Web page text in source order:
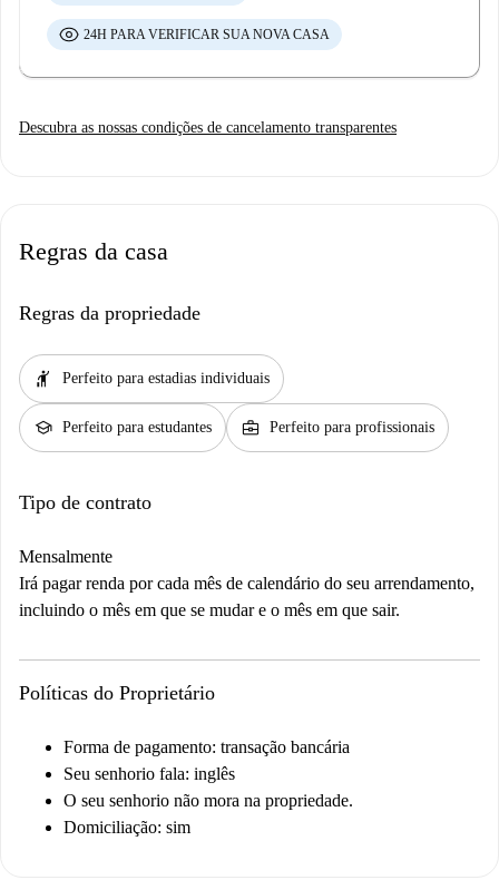
24H PARA VERIFICAR SUA NOVA CASA
Descubra as nossas condições de cancelamento transparentes
Regras da casa
Regras da propriedade
hail Perfeito para estadias individuais
school Perfeito para estudantes business_center Perfeito para profissionais
Tipo de contrato
Mensalmente
Irá pagar renda por cada mês de calendário do seu arrendamento,
incluindo o mês em que se mudar e o mês em que sair.
Políticas do Proprietário
Forma de pagamento: transação bancária
Seu senhorio fala: inglês
O seu senhorio não mora na propriedade.
Domiciliação: sim